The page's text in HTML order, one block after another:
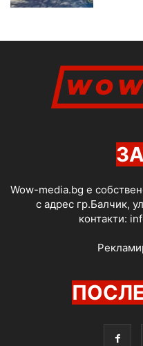
Wow-media.bg е
с адрес гр.Балчик,
контакти: